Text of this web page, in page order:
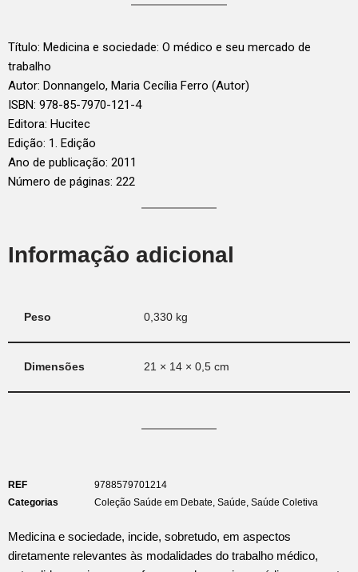
Título: Medicina e sociedade: O médico e seu mercado de
trabalho
Autor: Donnangelo, Maria Cecília Ferro (Autor)
ISBN: 978-85-7970-121-4
Editora: Hucitec
Edição: 1. Edição
Ano de publicação: 2011
Número de páginas: 222
Informação adicional
Peso 0,330 kg
Dimensões 21 × 14 × 0,5 cm
REF
9788579701214
Categorias
Coleção Saúde em Debate, Saúde, Saúde Coletiva
Medicina e sociedade, incide, sobretudo, em aspectos
diretamente relevantes às modalidades do trabalho médico,